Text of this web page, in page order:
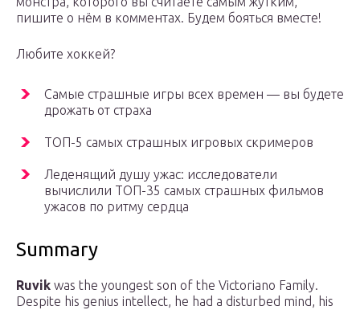
пишите о нём в комментах. Будем бояться вместе!
Любите хоккей?
Самые страшные игры всех времен — вы будете
дрожать от страха
ТОП-5 самых страшных игровых скримеров
Леденящий душу ужас: исследователи
вычислили ТОП-35 самых страшных фильмов
ужасов по ритму сердца
Summary
Ruvik was the youngest son of the Victoriano Family.
Despite his genius intellect, he had a disturbed mind, his